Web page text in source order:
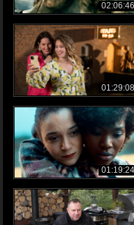
02:06:46
01:29:08
01:19:24